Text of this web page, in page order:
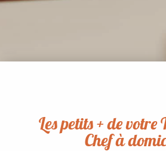
Les petits + de
Chef à